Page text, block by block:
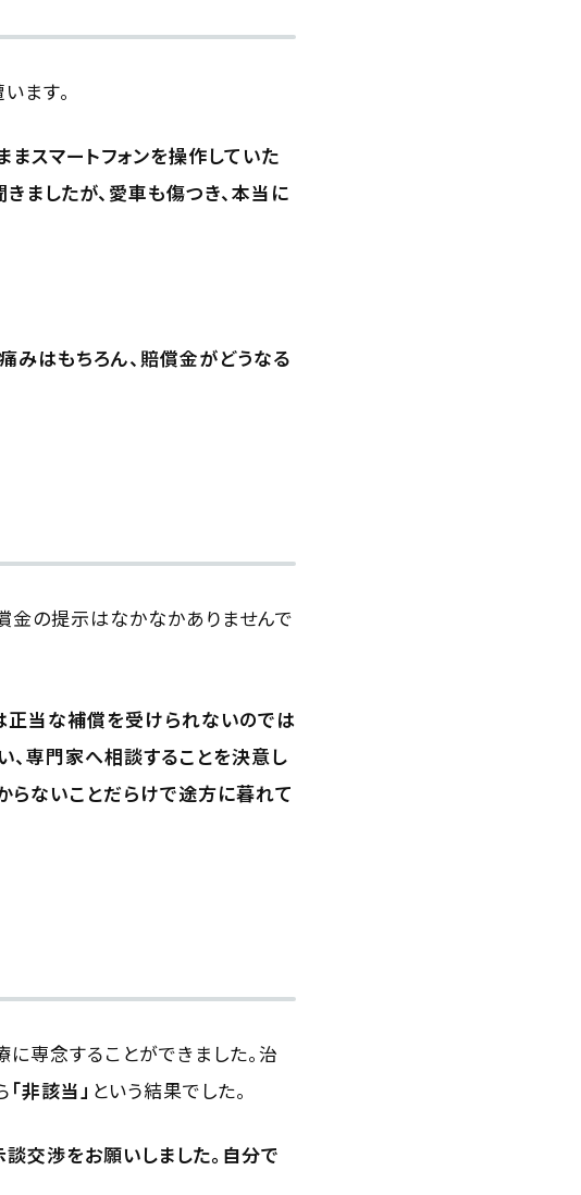
ます。
まスマートフォンを操作していた
ましたが、愛車も傷つき、本当に
みはもちろん、賠償金がどうなる
金の提示はなかなかありませんで
正当な補償を受けられないのでは
、専門家へ相談することを決意し
らないことだらけで途方に暮れて
専念することができました。治
「非該当」 という結果でした。
交渉をお願いしました。自分で